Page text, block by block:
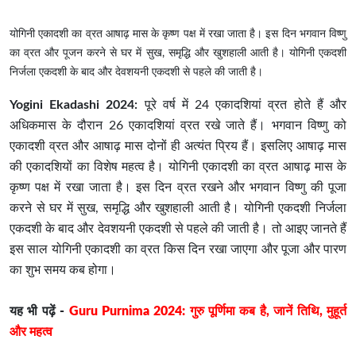
योगिनी एकादशी का व्रत आषाढ़ मास के कृष्ण पक्ष में रखा जाता है। इस दिन भगवान विष्णु
का व्रत और पूजन करने से घर में सुख, समृद्धि और खुशहाली आती है। योगिनी एकदशी
निर्जला एकदशी के बाद और देवशयनी एकदशी से पहले की जाती है।
Yogini Ekadashi 2024: पूरे वर्ष में 24 एकादशियां व्रत होते हैं और
अधिकमास के दौरान 26 एकादशियां व्रत रखे जाते हैं। भगवान विष्णु को
एकादशी व्रत और आषाढ़ मास दोनों ही अत्यंत प्रिय हैं। इसलिए आषाढ़ मास
की एकादशियों का विशेष महत्व है। योगिनी एकादशी का व्रत आषाढ़ मास के
कृष्ण पक्ष में रखा जाता है। इस दिन व्रत रखने और भगवान विष्णु की पूजा
करने से घर में सुख, समृद्धि और खुशहाली आती है। योगिनी एकदशी निर्जला
एकदशी के बाद और देवशयनी एकदशी से पहले की जाती है। तो आइए जानते हैं
इस साल योगिनी एकादशी का व्रत किस दिन रखा जाएगा और पूजा और पारण
का शुभ समय कब होगा।
यह भी पढ़ें - Guru Purnima 2024: गुरु पूर्णिमा कब है, जानें तिथि, मुहूर्त
और महत्व